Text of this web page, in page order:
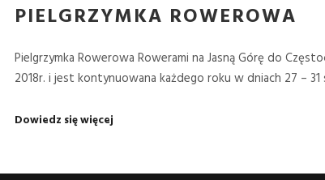
PIELGRZYMKA ROWEROWA
Pielgrzymka Rowerowa Rowerami na Jasną Górę do
2018r. i jest kontynuowana każdego roku w dniach 27 – 31
Dowiedz się więcej